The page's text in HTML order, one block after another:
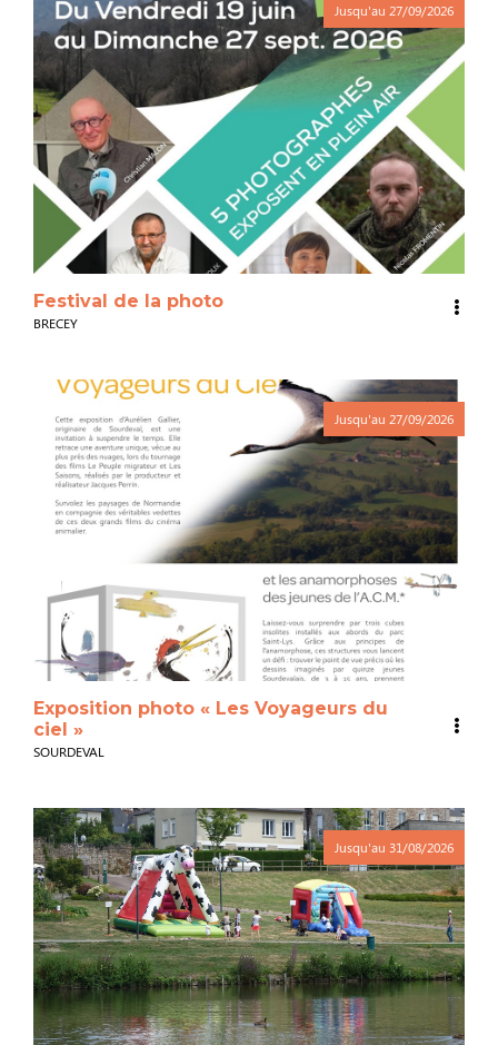
Jusqu'au 27/09/2026
Festival de la photo
BRECEY
Jusqu'au 27/09/2026
Exposition photo « Les Voyageurs du
ciel »
SOURDEVAL
Jusqu'au 31/08/2026